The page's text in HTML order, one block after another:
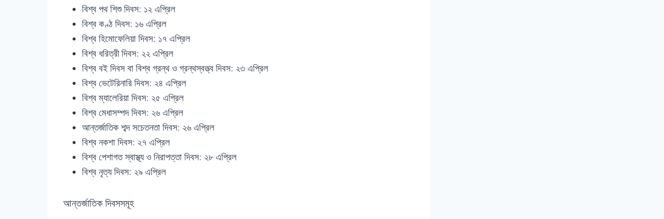
বিশ্ব পথ শিশু দিবস: ১২ এপ্রিল
বিশ্ব কণ্ঠ দিবস: ১৬ এপ্রিল
বিশ্ব হিমোফেলিয়া দিবস: ১৭ এপ্রিল
বিশ্ব ধরিত্রী দিবস: ২২ এপ্রিল
বিশ্ব বই দিবস বা বিশ্ব গ্রন্থ ও গ্রন্থস্বত্ত্ব দিবস: ২৩ এপ্রিল
বিশ্ব ভেটেরিনারি দিবস: ২৪ এপ্রিল
বিশ্ব ম্যালেরিয়া দিবস: ২৫ এপ্রিল
বিশ্ব মেধাসম্পদ দিবস: ২৬ এপ্রিল
আন্তর্জাতিক শব্দ সচেতনতা দিবস: ২৬ এপ্রিল
বিশ্ব নকশা দিবস: ২৭ এপ্রিল
বিশ্ব পেশাগত স্বাস্থ্য ও নিরাপত্তা দিবস: ২৮ এপ্রিল
বিশ্ব নৃত্য দিবস: ২৯ এপ্রিল
আন্তর্জাতিক দিবসসমূহ